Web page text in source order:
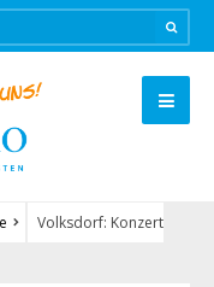
Volksdorf: Konzert